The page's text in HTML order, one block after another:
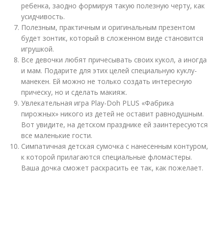
ребенка, заодно формируя такую полезную черту, как
усидчивость.
Полезным, практичным и оригинальным презентом
будет зонтик, который в сложенном виде становится
игрушкой.
Все девочки любят причесывать своих кукол, а иногда
и мам. Подарите для этих целей специальную куклу-
манекен. Ей можно не только создать интересную
прическу, но и сделать макияж.
Увлекательная игра Play-Doh PLUS «Фабрика
пирожных» никого из детей не оставит равнодушным.
Вот увидите, на детском празднике ей заинтересуются
все маленькие гости.
Симпатичная детская сумочка с нанесенным контуром,
к которой прилагаются специальные фломастеры.
Ваша дочка сможет раскрасить ее так, как пожелает.